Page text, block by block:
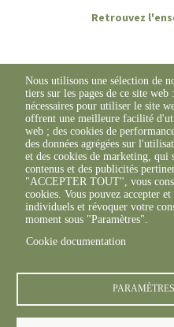
Retrouvez
© FREDON
Nous utilisons une sélection de
tiers sur les pages de ce site
nécessaires pour utiliser le site
offrent une meilleure facilité
web ; des cookies de
des données agrégées sur
et des cookies de marketing,
contenus et des publicités
"ACCEPTER TOUT", vous
cookies. Vous pouvez accepter
individuels et révoquer votre
moment sous "Paramètres".
Cookie documentation